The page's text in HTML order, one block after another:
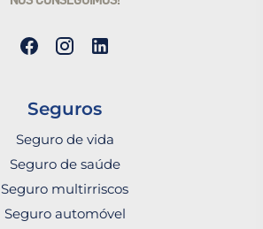
Seguros
Seguro de vida
Seguro de saúde
Seguro multirriscos
Seguro automóvel